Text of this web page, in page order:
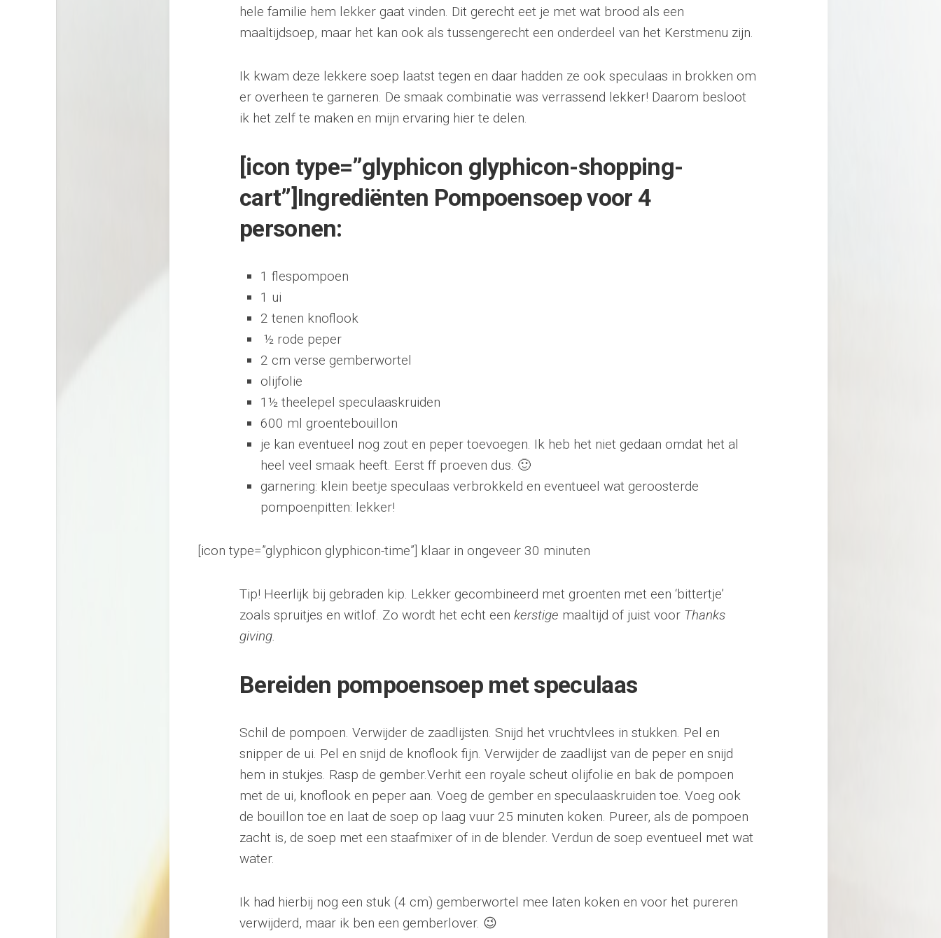
hele familie hem lekker gaat vinden. Dit gerecht eet je met wat brood als een
maaltijdsoep, maar het kan ook als tussengerecht een onderdeel van het Kerstmenu zijn.
Ik kwam deze lekkere soep laatst tegen en daar hadden ze ook speculaas in brokken om
er overheen te garneren. De smaak combinatie was verrassend lekker! Daarom besloot
ik het zelf te maken en mijn ervaring hier te delen.
[icon type=”glyphicon glyphicon-shopping-
cart”]Ingrediënten Pompoensoep voor 4
personen:
1 flespompoen
1 ui
2 tenen knoflook
½ rode peper
2 cm verse gemberwortel
olijfolie
1½ theelepel speculaaskruiden
600 ml groentebouillon
je kan eventueel nog zout en peper toevoegen. Ik heb het niet gedaan omdat het al
heel veel smaak heeft. Eerst ff proeven dus. 🙂
garnering: klein beetje speculaas verbrokkeld en eventueel wat geroosterde
pompoenpitten: lekker!
[icon type=”glyphicon glyphicon-time”] klaar in ongeveer 30 minuten
Tip! Heerlijk bij gebraden kip. Lekker gecombineerd met groenten met een ‘bittertje’
zoals spruitjes en witlof. Zo wordt het echt een kerstige maaltijd of juist voor Thanks
giving.
Bereiden pompoensoep met speculaas
Schil de pompoen. Verwijder de zaadlijsten. Snijd het vruchtvlees in stukken. Pel en
snipper de ui. Pel en snijd de knoflook fijn. Verwijder de zaadlijst van de peper en snijd
hem in stukjes. Rasp de gember.Verhit een royale scheut olijfolie en bak de pompoen
met de ui, knoflook en peper aan. Voeg de gember en speculaaskruiden toe. Voeg ook
de bouillon toe en laat de soep op laag vuur 25 minuten koken. Pureer, als de pompoen
zacht is, de soep met een staafmixer of in de blender. Verdun de soep eventueel met wat
water.
Ik had hierbij nog een stuk (4 cm) gemberwortel mee laten koken en voor het pureren
verwijderd, maar ik ben een gemberlover. 😉